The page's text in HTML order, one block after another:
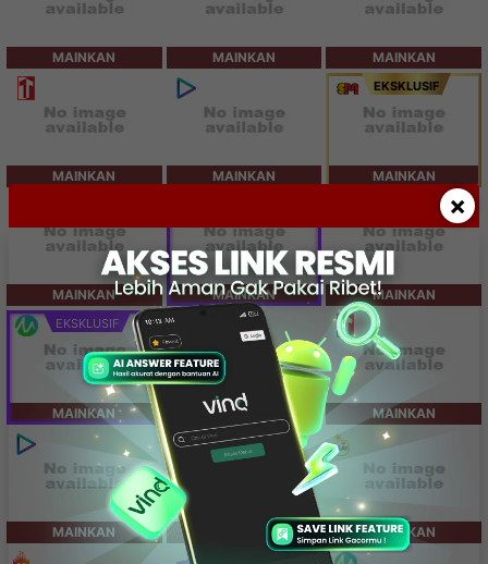
×
MAINKAN MAINKAN MAINKAN
MAINKAN MAINKAN
EKSKLUSIF
MAINKAN
MAINKAN MAINKAN MAINKAN
EKSKLUSIF
MAINKAN MAINKAN MAINKAN
MAINKAN MAINKAN MAINKAN